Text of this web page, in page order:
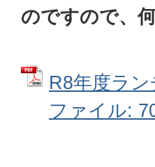
のですので、
R8年度ラ
ファイル: